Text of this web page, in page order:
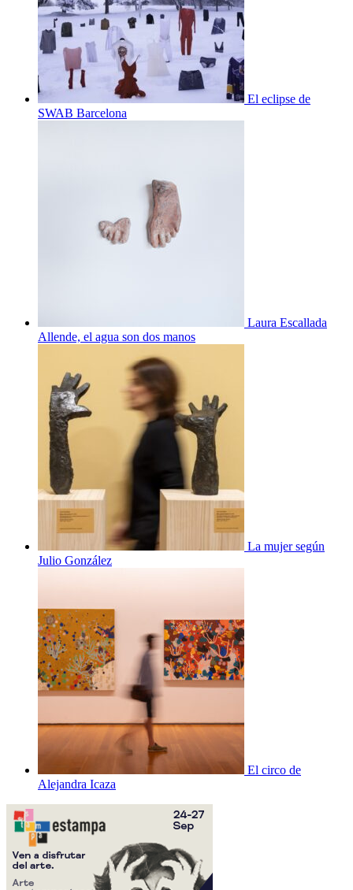
El eclipse de
SWAB Barcelona
Laura Escallada
Allende, el agua son dos manos
La mujer según
Julio González
El circo de
Alejandra Icaza